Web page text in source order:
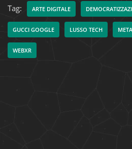
Tag: ARTE DIGITALE
GUCCI GOOGLE LUSSO TECH
WEBXR